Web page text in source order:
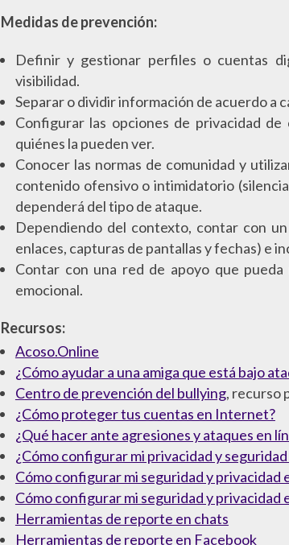
Medidas de prevención:
Definir y gestionar perfiles o cuentas
visibilidad.
Separar o dividir información de acuerdo a
Configurar las opciones de privacidad
quiénes la pueden ver.
Conocer las normas de comunidad y
contenido ofensivo o intimidatorio
dependerá del tipo de ataque.
Dependiendo del contexto, contar con
enlaces, capturas de pantallas y fechas) e
Contar con una red de apoyo que
emocional.
Recursos:
Acoso.Online
¿Cómo ayudar a una amiga que está bajo
Centro de prevención del bullying, recurso
¿Cómo proteger tus cuentas en Internet?
¿Qué hacer ante agresiones y ataques en
¿Cómo configurar mi privacidad y
Cómo configurar mi seguridad y privacidad
Cómo configurar mi seguridad y privacidad
Herramientas de reporte en chats
Herramientas de reporte en Facebook